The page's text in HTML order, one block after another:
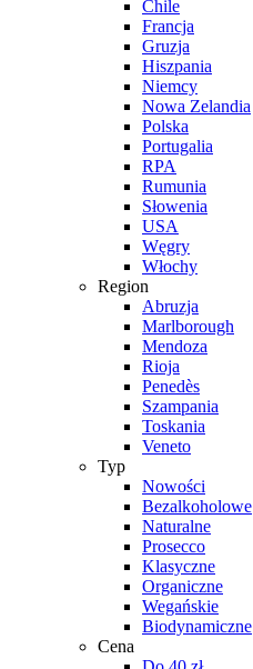
Chile
Francja
Gruzja
Hiszpania
Niemcy
Nowa Zelandia
Polska
Portugalia
RPA
Rumunia
Słowenia
USA
Węgry
Włochy
Region
Abruzja
Marlborough
Mendoza
Rioja
Penedès
Szampania
Toskania
Veneto
Typ
Nowości
Bezalkoholowe
Naturalne
Prosecco
Klasyczne
Organiczne
Wegańskie
Biodynamiczne
Cena